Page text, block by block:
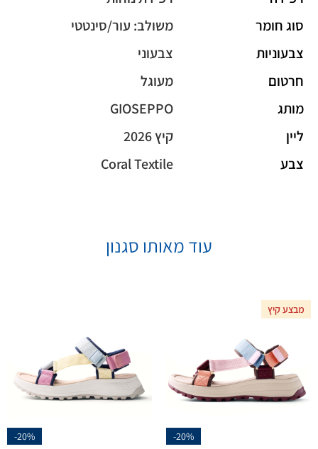
סוג חומר
משולב: עור/סינטטי
צבעוניות
צבעוני
חרטום
מעוגל
מותג
GIOSEPPO
ליין
קיץ 2026
צבע
Coral Textile
עוד מאותו סגנון
מבצע קיץ
-20%
-20%